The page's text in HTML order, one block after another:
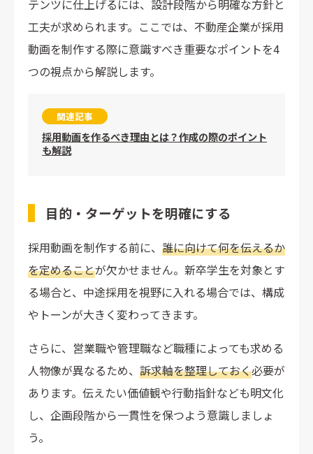
テンツに仕上げるには、設計段階から明確な方針と
工夫が求められます。ここでは、不動産企業が採用
動画を制作する際に意識すべき重要なポイントを4
つの視点から解説します。
関連記事
採用動画を作るべき理由とは？作成の際のポイント
も解説
目的・ターゲットを明確にする
採用動画を制作する前に、 誰に向けて何を伝えるか
を定めることが欠かせません。新卒学生を対象とす
る場合と、中途採用を視野に入れる場合では、構成
やトーンが大きく変わってきます。
さらに、営業職や管理職など職種によっても求める
人物像が異なるため、 訴求軸を整理しておく必要が
あります。伝えたい価値観や行動指針なども明文化
し、企画段階から一貫性を保つよう意識しましょ
う。